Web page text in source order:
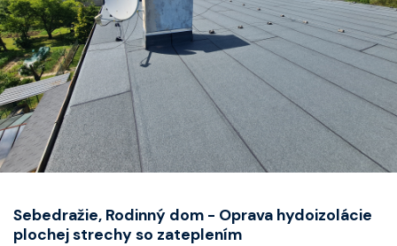
Sebedražie, Rodinný dom - Oprava hydoizolácie
plochej strechy so zateplením